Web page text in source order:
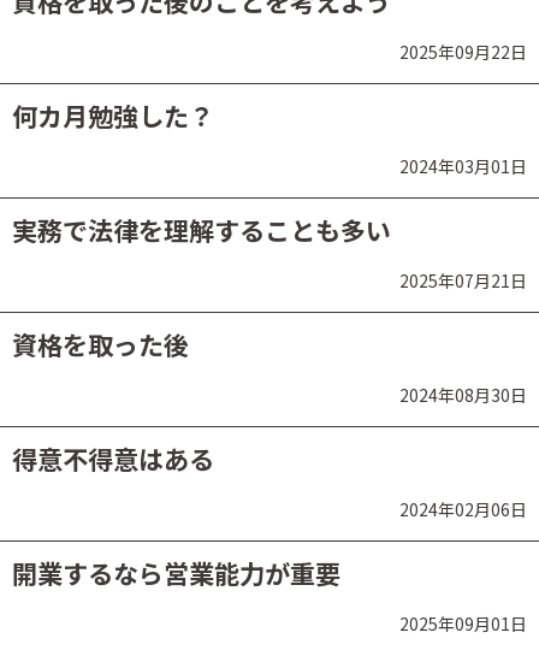
2025年09月22日
何カ月勉強した？
2024年03月01日
実務で法律を理解することも多い
2025年07月21日
資格を取った後
2024年08月30日
得意不得意はある
2024年02月06日
開業するなら営業能力が重要
2025年09月01日